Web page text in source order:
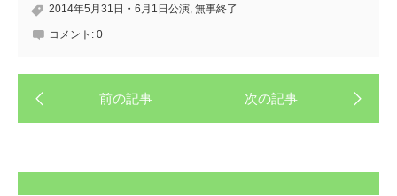
2014年5月31日・6月1日公演, 無事終了
コメント: 0